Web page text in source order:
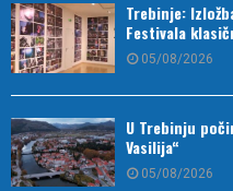
Trebinje:
Festivala
05/08/2026
U Trebinju
Vasilija“
05/08/2026